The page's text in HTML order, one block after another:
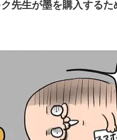
先生が墨を購入するた